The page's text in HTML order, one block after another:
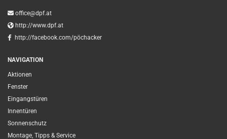
 office@dpf.at
 http://www.dpf.at
 http://facebook.com/pöchacker
NAVIGATION
Aktionen
Fenster
Eingangstüren
Innentüren
Sonnenschutz
Montage, Tipps & Service